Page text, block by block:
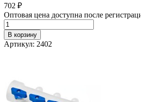
702 ₽
Оптовая цена доступна после
В корзину
Артикул: 2402